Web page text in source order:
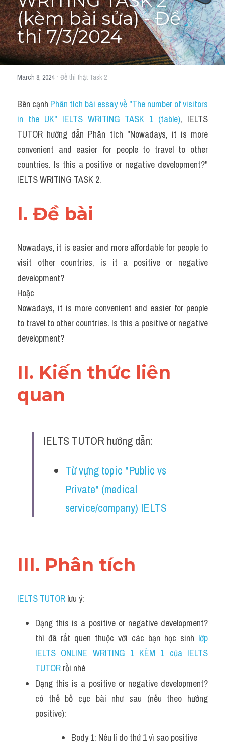
(kèm bài sửa) - Đề
thi 7/3/2024
March 8, 2024· Đề thi thật Task 2
Bên cạnh Phân tích bài essay về "The number of visitors
in the UK" IELTS WRITING TASK 1 (table), IELTS
TUTOR hướng dẫn Phân tích "Nowadays, it is more
convenient and easier for people to travel to other
countries. Is this a positive or negative development?"
IELTS WRITING TASK 2.
I. Đề bài
Nowadays, it is easier and more affordable for people to
visit other countries, is it a positive or negative
development?
Hoặc
Nowadays, it is more convenient and easier for people
to travel to other countries. Is this a positive or negative
development?
II. Kiến thức liên
quan
IELTS TUTOR hướng dẫn:
Từ vựng topic "Public vs
Private" (medical
service/company) IELTS
III. Phân tích
IELTS TUTOR lưu ý:
Dạng this is a positive or negative development?
thì đã rất quen thuộc với các bạn học sinh lớp
IELTS ONLINE WRITING 1 KÈM 1 của IELTS
TUTOR rồi nhé
Dạng this is a positive or negative development?
có thể bố cục bài như sau (nếu theo hướng
positive):
Body 1: Nêu lí do thứ 1 vì sao positive